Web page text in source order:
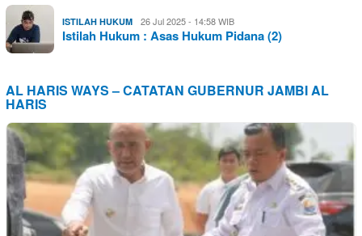
ISTILAH HUKUM 26 Jul 2025 - 14:58 WIB
Istilah Hukum : Asas Hukum Pidana (2)
AL HARIS WAYS – CATATAN GUBERNUR JAMBI AL
HARIS